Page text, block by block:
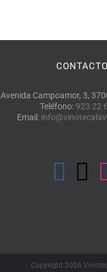
CONTACTO
Avenida Campoamor, 3,
Teléfono: 923 22
Email:
Copyright 2026